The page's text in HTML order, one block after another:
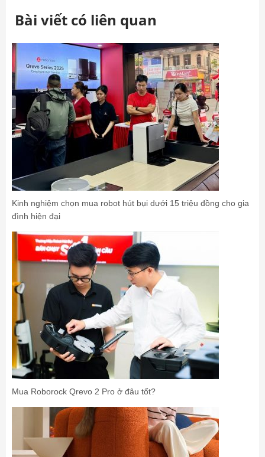
Bài viết có liên quan
Kinh nghiệm chọn mua robot hút bụi dưới 15 triệu đồng cho gia
đình hiện đại
Mua Roborock Qrevo 2 Pro ở đâu tốt?